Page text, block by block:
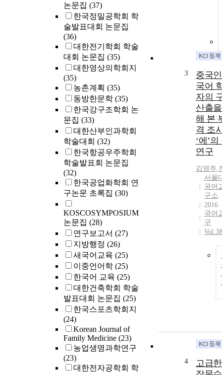
논문집 (37)
한국정밀공학회 학
술발표대회 논문집
(36)
대한전기학회 학술
대회 논문집 (35)
대한영상의학회지
(35)
농촌계획 (35)
동방한문학 (35)
한국강구조학회 논
문집 (33)
대한산부인과학회
학술대회 (32)
한국항공우주학회
학술발표회 논문집
(32)
한국공업화학회 연
구논문 초록집 (30)
KOSCOSYMPOSIUM
논문집 (28)
연구보고서 (27)
지방행정 (26)
새국어교육 (25)
이중언어학 (25)
한국어 교육 (25)
대한건축학회 학술
발표대회 논문집 (25)
한국스포츠학회지
(24)
Korean Journal of
Family Medicine (23)
농업생명과학연구
(23)
대한전자공학회 학
3
중국
국어
자의
산출
해 본
격 조
‘에’
연구
김영주,
서울
국어
구소
2016
국어
구
4
고급